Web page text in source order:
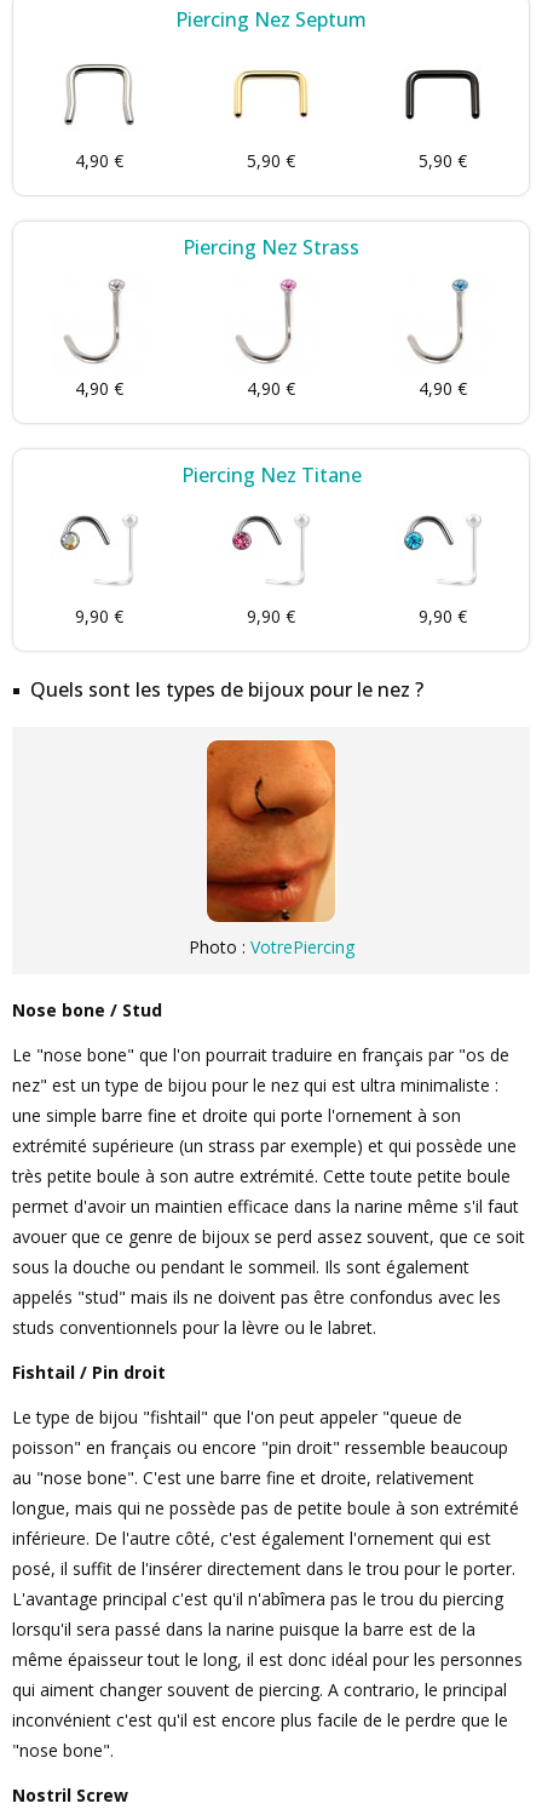
Piercing Nez Septum
4,90 € 5,90 € 5,90 €
Piercing Nez Strass
4,90 € 4,90 € 4,90 €
Piercing Nez Titane
9,90 € 9,90 € 9,90 €
Quels sont les types de bijoux pour le nez ?
Photo : VotrePiercing
Nose bone / Stud
Le "nose bone" que l'on pourrait traduire en français par "os de
nez" est un type de bijou pour le nez qui est ultra minimaliste :
une simple barre fine et droite qui porte l'ornement à son
extrémité supérieure (un strass par exemple) et qui possède une
très petite boule à son autre extrémité. Cette toute petite boule
permet d'avoir un maintien efficace dans la narine même s'il faut
avouer que ce genre de bijoux se perd assez souvent, que ce soit
sous la douche ou pendant le sommeil. Ils sont également
appelés "stud" mais ils ne doivent pas être confondus avec les
studs conventionnels pour la lèvre ou le labret.
Fishtail / Pin droit
Le type de bijou "fishtail" que l'on peut appeler "queue de
poisson" en français ou encore "pin droit" ressemble beaucoup
au "nose bone". C'est une barre fine et droite, relativement
longue, mais qui ne possède pas de petite boule à son extrémité
inférieure. De l'autre côté, c'est également l'ornement qui est
posé, il suffit de l'insérer directement dans le trou pour le porter.
L'avantage principal c'est qu'il n'abîmera pas le trou du piercing
lorsqu'il sera passé dans la narine puisque la barre est de la
même épaisseur tout le long, il est donc idéal pour les personnes
qui aiment changer souvent de piercing. A contrario, le principal
inconvénient c'est qu'il est encore plus facile de le perdre que le
"nose bone".
Nostril Screw